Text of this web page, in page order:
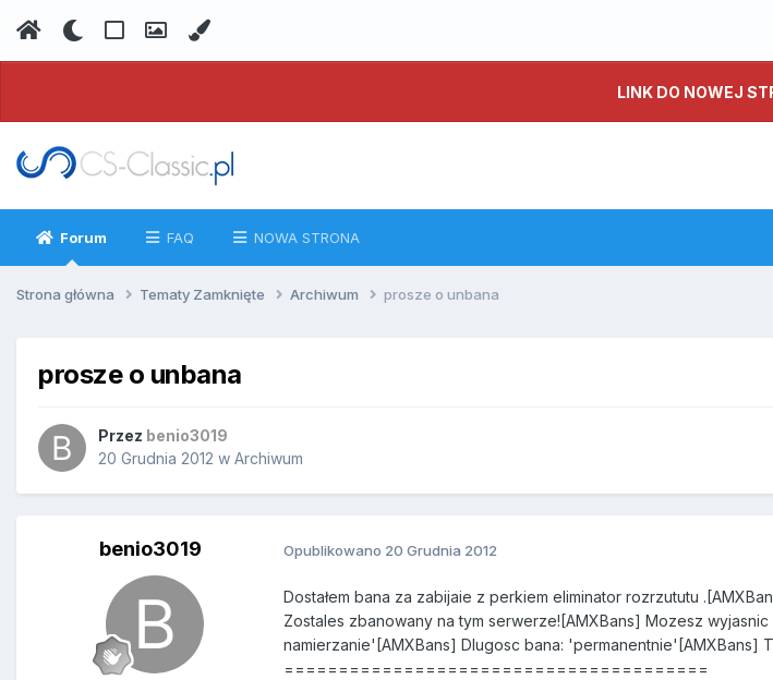
LINK DO NOWEJ
Forum FAQ NOWA STRONA
Strona główna Tematy Zamknięte Archiwum prosze o unbana
prosze o unbana
Przez benio3019
20 Grudnia 2012 w Archiwum
benio3019 Opublikowano 20 Grudnia 2012
Dostałem bana za zabijaie z perkiem eliminator rozrzututu
Zostales zbanowany na tym serwerze![AMXBans] Mozesz
namierzanie'[AMXBans] Dlugosc bana: 'permanentnie'[AMXBans]
=======================================